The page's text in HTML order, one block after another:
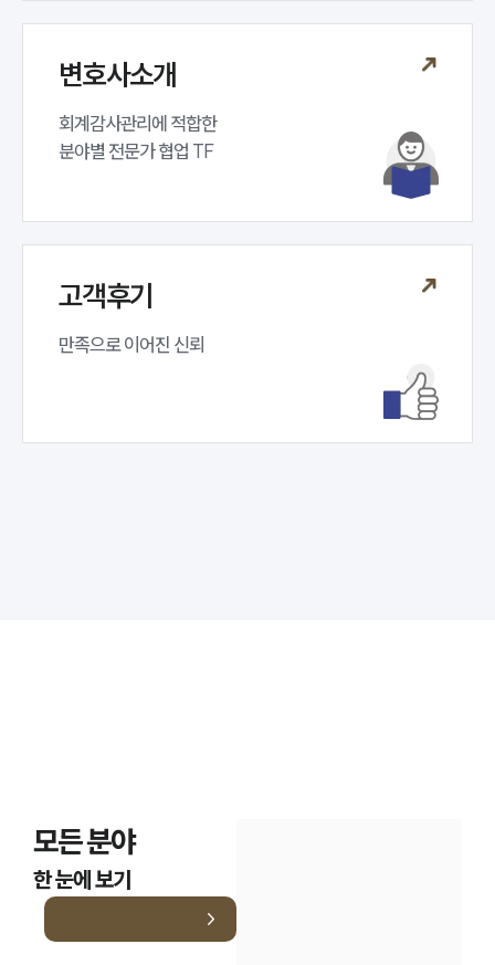
변호사소개
회계감사관리에 적합한
분야별 전문가 협업 TF
고객후기
만족으로 이어진 신뢰
모든 분야
한 눈에 보기